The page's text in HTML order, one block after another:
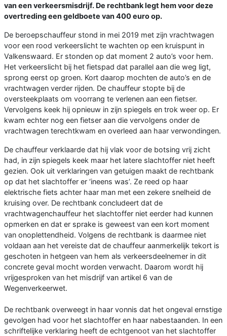
van een verkeersmisdrijf. De rechtbank legt hem voor deze
overtreding een geldboete van 400 euro op.
De beroepschauffeur stond in mei 2019 met zijn vrachtwagen
voor een rood verkeerslicht te wachten op een kruispunt in
Valkenswaard. Er stonden op dat moment 2 auto’s voor hem.
Het verkeerslicht bij het fietspad dat parallel aan die weg ligt,
sprong eerst op groen. Kort daarop mochten de auto’s en de
vrachtwagen verder rijden. De chauffeur stopte bij de
oversteekplaats om voorrang te verlenen aan een fietser.
Vervolgens keek hij opnieuw in zijn spiegels en trok weer op. Er
kwam echter nog een fietser aan die vervolgens onder de
vrachtwagen terechtkwam en overleed aan haar verwondingen.
De chauffeur verklaarde dat hij vlak voor de botsing vrij zicht
had, in zijn spiegels keek maar het latere slachtoffer niet heeft
gezien. Ook uit verklaringen van getuigen maakt de rechtbank
op dat het slachtoffer er ‘ineens was’. Ze reed op haar
elektrische fiets achter haar man met een zekere snelheid de
kruising over. De rechtbank concludeert dat de
vrachtwagenchauffeur het slachtoffer niet eerder had kunnen
opmerken en dat er sprake is geweest van een kort moment
van onoplettendheid. Volgens de rechtbank is daarmee niet
voldaan aan het vereiste dat de chauffeur aanmerkelijk tekort is
geschoten in hetgeen van hem als verkeersdeelnemer in dit
concrete geval mocht worden verwacht. Daarom wordt hij
vrijgesproken van het misdrijf van artikel 6 van de
Wegenverkeerwet.
De rechtbank overweegt in haar vonnis dat het ongeval ernstige
gevolgen had voor het slachtoffer en haar nabestaanden. In een
schriftelijke verklaring heeft de echtgenoot van het slachtoffer